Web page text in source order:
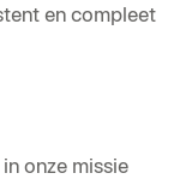
en compleet
onze missie